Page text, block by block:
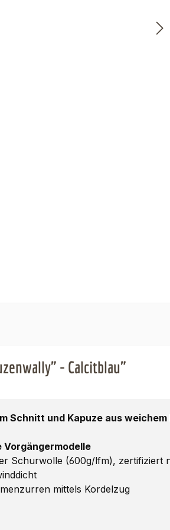
- Calcitblau"
Schnitt und Kapuze aus
Schurwolle (600g/lfm), zertifiziert
mittels Kordelzug